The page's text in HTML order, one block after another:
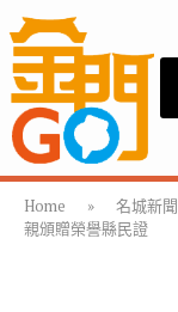
Home » 名城新聞
親頒贈榮譽縣民證